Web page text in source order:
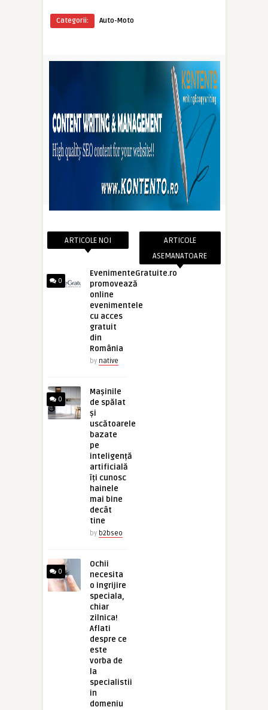
Categorii: Auto-Moto
ARTICOLE NOI
0
EvenimenteGratuite.ro
promovează
online
evenimentele
cu acces
gratuit
din
România
by native
0
Mașinile
de spălat
și
uscătoarele
bazate
pe
inteligență
artificială
îți cunosc
hainele
mai bine
decât
tine
by b2bseo
0
Ochii
necesita
o ingrijire
speciala,
chiar
zilnica!
Aflati
despre ce
este
vorba de
la
specialistii
in
domeniu
ARTICOLE
ASEMANATOARE